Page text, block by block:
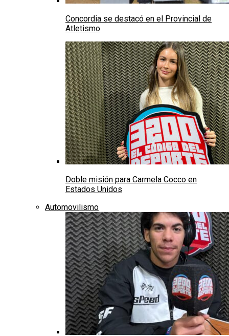
Concordia se destacó en el Provincial de
Atletismo
Doble misión para Carmela Cocco en
Estados Unidos
Automovilismo